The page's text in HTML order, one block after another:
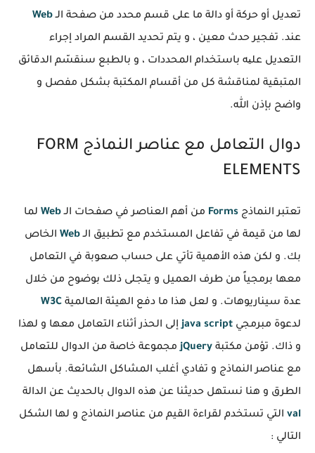
تعديل أو حركة أو دالة ما على قسم محدد من صفحة الـWeb
عند. تفجير حدث معين ، و يتم تحديد القسم المراد إجراء
التعديل علیه باستخدام المحددات ، و بالطبع سنقسّم الدقائق
المتبقية لمناقشة كل من أقسام المكتبة بشكل مفصل و
واضح بإذن الله.
دوال التعامل مع عناصر النماذج FORM
ELEMENTS
تعتبر النماذج Forms من أهم العناصر في صفحات الـWeb لما
لها من قيمة في تفاعل المستخدم مع تطبيق الـWeb الخاص
بك. و لكن هذه الأهمية تأتي على حساب صعوبة في التعامل
معها برمجياً من طرف العميل و يتجلى ذلك بوضوح من خلال
عدة سيناريوهات. و لعل هذا ما دفع الهيئة العالمية W3C
لدعوة مبرمجي java scriptإلى الحذر أثناء التعامل معها و لهذا
و ذاك. تؤمن مكتبة jQueryمجموعة خاصة من الدوال للتعامل
مع عناصر النماذج و تفادي أغلب المشاكل الشائعة. بأسهل
الطرق و هنا نستهل حديثنا عن هذه الدوال بالحديث عن الدالة
val التي تستخدم لقراءة القيم من عناصر النماذج و لها الشكل
التالي :